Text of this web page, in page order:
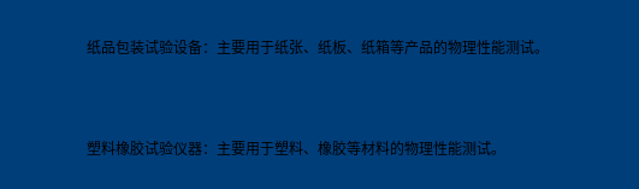
纸品包装试验设备：主要用于纸张、纸板、纸箱等产品的物理性能测试。
塑料橡胶试验仪器：主要用于塑料、橡胶等材料的物理性能测试。